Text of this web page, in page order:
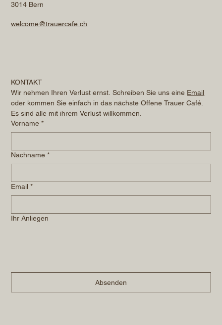
3014 Bern
welcome@trauercafe.ch
KONTAKT
Wir nehmen Ihren Verlust ernst. Schreiben Sie uns eine Email
oder kommen Sie einfach in das nächste Offene Trauer Café.
Es sind alle mit ihrem Verlust willkommen.
Vorname *
Nachname *
Email *
Ihr Anliegen
Absenden